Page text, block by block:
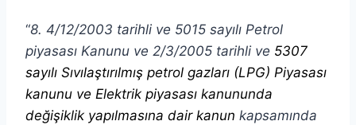
“8. 4/12/2003 tarihli ve 5015 sayılı Petrol
piyasası Kanunu ve 2/3/2005 tarihli ve 5307
sayılı Sıvılaştırılmış petrol gazları (LPG) Piyasası
kanunu ve Elektrik piyasası kanununda
değişiklik yapılmasına dair kanun kapsamında